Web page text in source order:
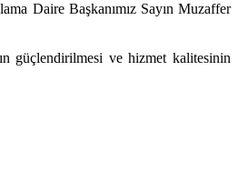
Daire Başkanımız Sayın Muzaffer
güçlendirilmesi ve hizmet kalitesinin